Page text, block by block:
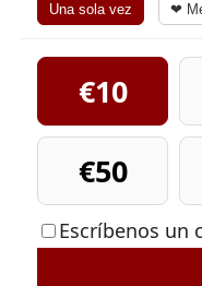
Una sola vez ❤
€10
€50
Escríbenos un